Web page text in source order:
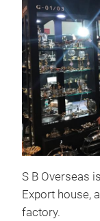
S B Overseas
Export house,
factory.